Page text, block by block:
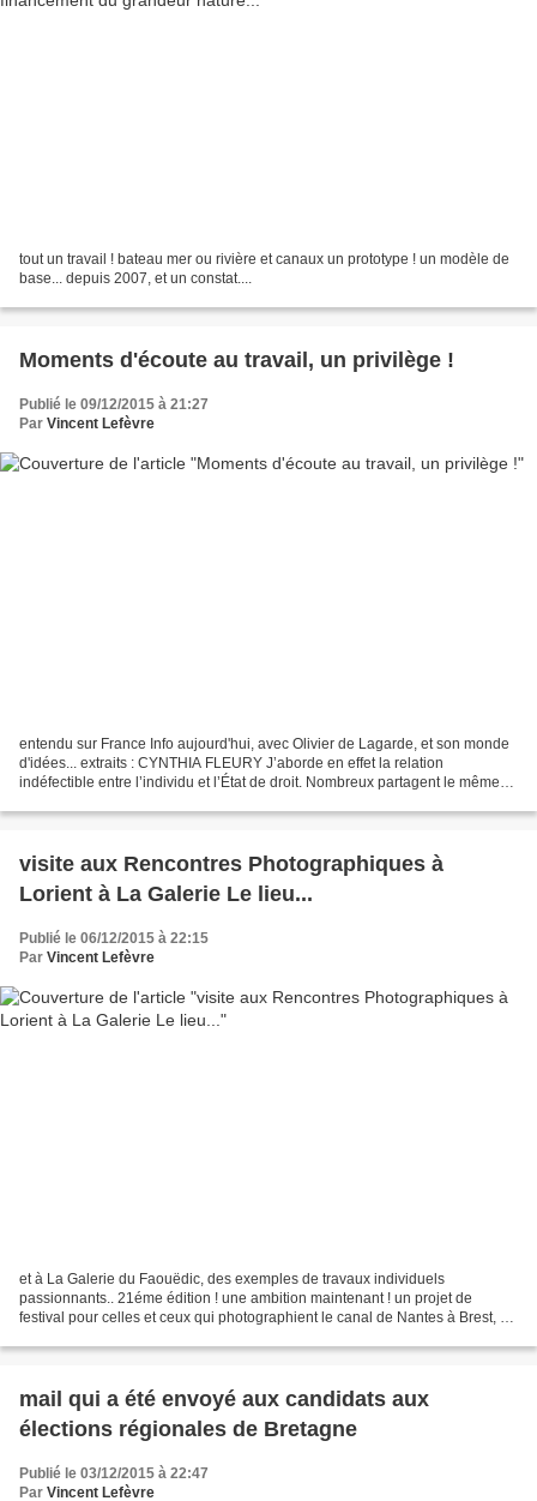
tout un travail ! bateau mer ou rivière et canaux un prototype ! un modèle de
base... depuis 2007, et un constat....
Moments d'écoute au travail, un privilège !
Publié le 09/12/2015 à 21:27
Par Vincent Lefèvre
entendu sur France Info aujourd'hui, avec Olivier de Lagarde, et son monde
d'idées... extraits : CYNTHIA FLEURY J’aborde en effet la relation
indéfectible entre l’individu et l’État de droit. Nombreux partagent le même
visite aux Rencontres Photographiques à
Lorient à La Galerie Le lieu...
Publié le 06/12/2015 à 22:15
Par Vincent Lefèvre
et à La Galerie du Faouëdic, des exemples de travaux individuels
passionnants.. 21éme édition ! une ambition maintenant ! un projet de
festival pour celles et ceux qui photographient le canal de Nantes à Brest, à
mail qui a été envoyé aux candidats aux
élections régionales de Bretagne
Publié le 03/12/2015 à 22:47
Par Vincent Lefèvre